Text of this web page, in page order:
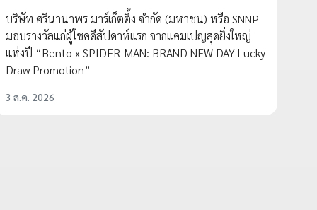
บริษัท ศรีนานาพร มาร์เก็ตติ้ง จำกัด (มหาชน) หรือ SNNP
มอบรางวัลแก่ผู้โชคดีสัปดาห์แรก จากแคมเปญสุดยิ่งใหญ่
แห่งปี “Bento x SPIDER-MAN: BRAND NEW DAY Lucky
Draw Promotion”
3 ส.ค. 2026